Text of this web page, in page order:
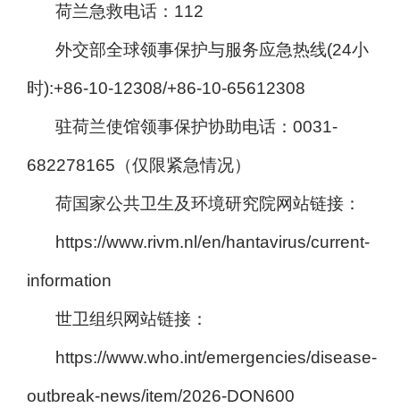
荷兰急救电话：112
外交部全球领事保护与服务应急热线(24小
时):+86-10-12308/+86-10-65612308
驻荷兰使馆领事保护协助电话：0031-
682278165（仅限紧急情况）
荷国家公共卫生及环境研究院网站链接：
https://www.rivm.nl/en/hantavirus/current-
information
世卫组织网站链接：
https://www.who.int/emergencies/disease-
outbreak-news/item/2026-DON600